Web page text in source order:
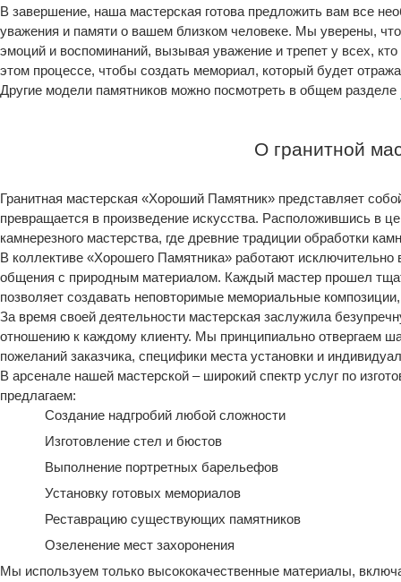
В завершение, наша мастерская готова предложить вам все
уважения и памяти о вашем близком человеке. Мы уверены,
эмоций и воспоминаний, вызывая уважение и трепет у всех,
этом процессе, чтобы создать мемориал, который будет
Другие модели памятников можно посмотреть в общем разделе
О гранитной
Гранитная мастерская «Хороший Памятник» представляет
превращается в произведение искусства. Расположившись в
камнерезного мастерства, где древние традиции обработки
В коллективе «Хорошего Памятника» работают
общения с природным материалом. Каждый мастер прошел
позволяет создавать неповторимые мемориальные
За время своей деятельности мастерская заслужила
отношению к каждому клиенту. Мы принципиально отвергаем
пожеланий заказчика, специфики места установки и
В арсенале нашей мастерской – широкий спектр услуг по
предлагаем:
Создание надгробий любой сложности
Изготовление стел и бюстов
Выполнение портретных барельефов
Установку готовых мемориалов
Реставрацию существующих памятников
Озеленение мест захоронения
Мы используем только высококачественные материалы,